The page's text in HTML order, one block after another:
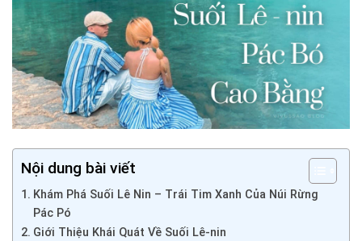
Nội dung bài viết
Khám Phá Suối Lê Nin – Trái Tim Xanh Của Núi Rừng
Pác Pó
Giới Thiệu Khái Quát Về Suối Lê-nin